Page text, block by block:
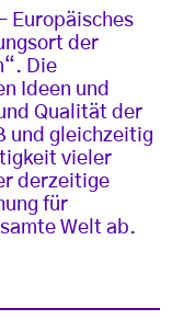
Europäisches
der
Die
Ideen und
Qualität der
und gleichzeitig
vieler
derzeitige
für
Welt ab.